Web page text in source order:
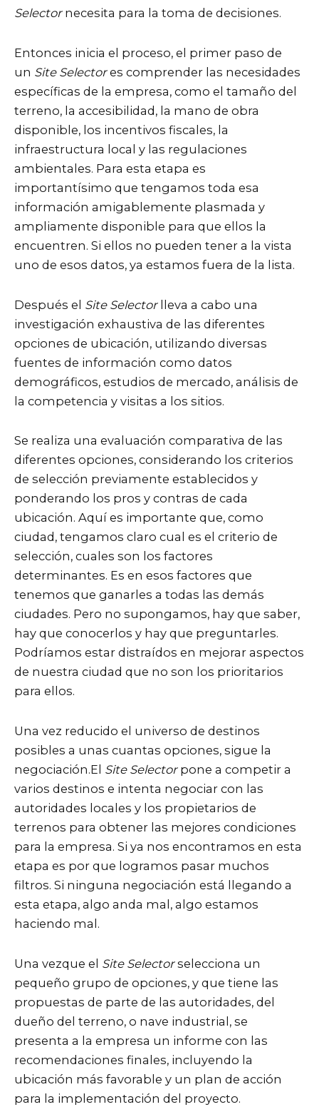
Selectornecesita para la toma de decisiones.
Entonces inicia el proceso, el primer paso de
un Site Selectores comprender las necesidades
específicas de la empresa, como el tamaño del
terreno, la accesibilidad, la mano de obra
disponible, los incentivos fiscales, la
infraestructura local y las regulaciones
ambientales. Para esta etapa es
importantísimo que tengamos toda esa
información amigablemente plasmada y
ampliamente disponible para que ellos la
encuentren. Si ellos no pueden tener a la vista
uno de esos datos, ya estamos fuera de la lista.
Después el Site Selectorlleva a cabo una
investigación exhaustiva de las diferentes
opciones de ubicación, utilizando diversas
fuentes de información como datos
demográficos, estudios de mercado, análisis de
la competencia y visitas a los sitios.
Se realiza una evaluación comparativa de las
diferentes opciones, considerando los criterios
de selección previamente establecidos y
ponderando los pros y contras de cada
ubicación. Aquí es importante que, como
ciudad, tengamos claro cual es el criterio de
selección, cuales son los factores
determinantes. Es en esos factores que
tenemos que ganarles a todas las demás
ciudades. Pero no supongamos, hay que saber,
hay que conocerlos y hay que preguntarles.
Podríamos estar distraídos en mejorar aspectos
de nuestra ciudad que no son los prioritarios
para ellos.
Una vez reducido el universo de destinos
posibles a unas cuantas opciones, sigue la
negociación.El Site Selectorpone a competir a
varios destinos e intenta negociar con las
autoridades locales y los propietarios de
terrenos para obtener las mejores condiciones
para la empresa. Si ya nos encontramos en esta
etapa es por que logramos pasar muchos
filtros. Si ninguna negociación está llegando a
esta etapa, algo anda mal, algo estamos
haciendo mal.
Una vezque el Site Selectorselecciona un
pequeño grupo de opciones, y que tiene las
propuestas de parte de las autoridades, del
dueño del terreno, o nave industrial, se
presenta a la empresa un informe con las
recomendaciones finales, incluyendo la
ubicación más favorable y un plan de acción
para la implementación del proyecto.